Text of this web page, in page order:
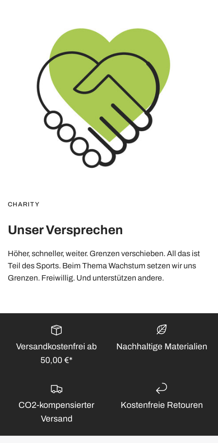
CHARITY
Unser Versprechen
Höher, schneller, weiter. Grenzen verschieben. All das ist
Teil des Sports. Beim Thema Wachstum setzen wir uns
Grenzen. Freiwillig. Und unterstützen andere.
Versandkostenfrei ab
50,00 €*
Nachhaltige Materialien
CO2-kompensierter
Versand
Kostenfreie Retouren